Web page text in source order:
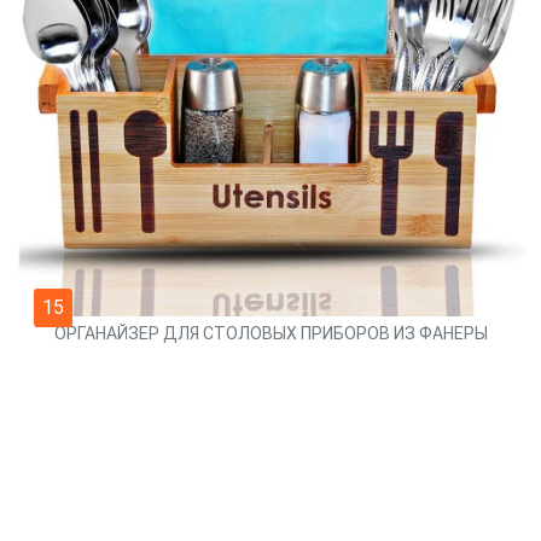
15
ОРГАНАЙЗЕР ДЛЯ СТОЛОВЫХ ПРИБОРОВ ИЗ ФАНЕРЫ